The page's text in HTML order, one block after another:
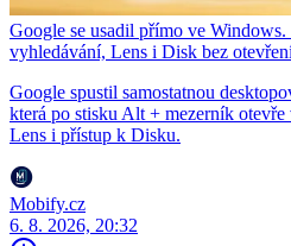
Google se usadil přímo ve
vyhledávání, Lens i Disk bez
Google spustil samostatnou
která po stisku Alt + mezerník
Lens i přístup k Disku.
Mobify.cz
6. 8. 2026, 20:32